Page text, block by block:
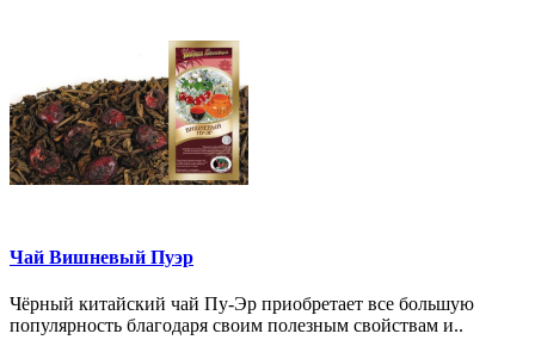
Чай Вишневый Пуэр
Чёрный китайский чай Пу-Эр приобретает все большую
популярность благодаря своим полезным свойствам и..